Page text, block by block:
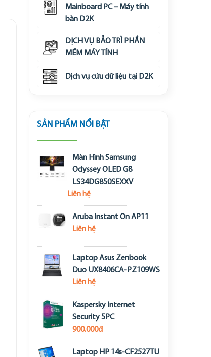
Mainboard PC – Máy tính
bàn D2K
DỊCH VỤ BẢO TRÌ PHẦN
MỀM MÁY TÍNH
Dịch vụ cứu dữ liệu tại D2K
SẢN PHẨM NỔI BẬT
Màn Hình Samsung
Odyssey OLED G8
LS34DG850SEXXV
Liên hệ
Aruba Instant On AP11
Liên hệ
Laptop Asus Zenbook
Duo UX8406CA-PZ109WS
Liên hệ
Kaspersky Internet
Security 5PC
900.000đ
Laptop HP 14s-CF2527TU